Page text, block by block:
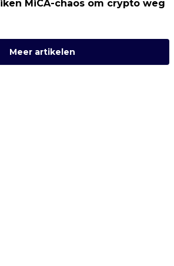
MiCA-chaos om crypto weg
Meer artikelen